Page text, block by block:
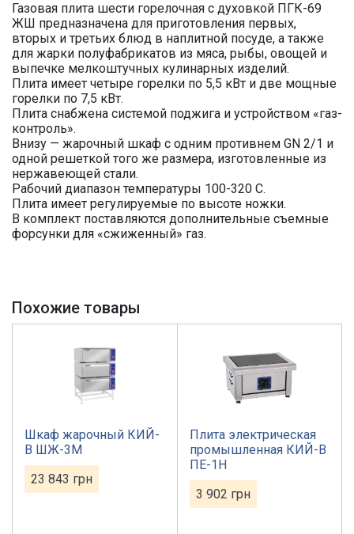
Газовая плита шести горелочная с духовкой ПГК-69
ЖШ предназначена для приготовления первых,
вторых и третьих блюд в наплитной посуде, а также
для жарки полуфабрикатов из мяса, рыбы, овощей и
выпечке мелкоштучных кулинарных изделий.
Плита имеет четыре горелки по 5,5 кВт и две мощные
горелки по 7,5 кВт.
Плита снабжена системой поджига и устройством «газ-
контроль».
Внизу — жарочный шкаф с одним противнем GN 2/1 и
одной решеткой того же размера, изготовленные из
нержавеющей стали.
Рабочий диапазон температуры 100-320 С.
Плита имеет регулируемые по высоте ножки.
В комплект поставляются дополнительные съемные
форсунки для «сжиженный» газ.
Похожие товары
Шкаф жарочный КИЙ-
В ШЖ-3М
23 843 грн
Плита электрическая
промышленная КИЙ-В
ПЕ-1Н
3 902 грн